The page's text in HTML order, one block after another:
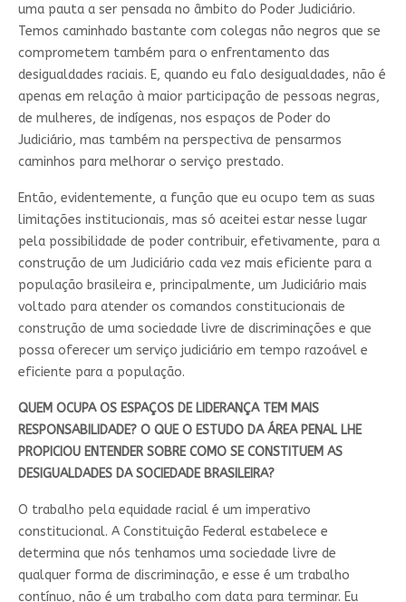
uma pauta a ser pensada no âmbito do Poder Judiciário.
Temos caminhado bastante com colegas não negros que se
comprometem também para o enfrentamento das
desigualdades raciais. E, quando eu falo desigualdades, não é
apenas em relação à maior participação de pessoas negras,
de mulheres, de indígenas, nos espaços de Poder do
Judiciário, mas também na perspectiva de pensarmos
caminhos para melhorar o serviço prestado.
Então, evidentemente, a função que eu ocupo tem as suas
limitações institucionais, mas só aceitei estar nesse lugar
pela possibilidade de poder contribuir, efetivamente, para a
construção de um Judiciário cada vez mais eficiente para a
população brasileira e, principalmente, um Judiciário mais
voltado para atender os comandos constitucionais de
construção de uma sociedade livre de discriminações e que
possa oferecer um serviço judiciário em tempo razoável e
eficiente para a população.
QUEM OCUPA OS ESPAÇOS DE LIDERANÇA TEM MAIS
RESPONSABILIDADE? O QUE O ESTUDO DA ÁREA PENAL LHE
PROPICIOU ENTENDER SOBRE COMO SE CONSTITUEM AS
DESIGUALDADES DA SOCIEDADE BRASILEIRA?
O trabalho pela equidade racial é um imperativo
constitucional. A Constituição Federal estabelece e
determina que nós tenhamos uma sociedade livre de
qualquer forma de discriminação, e esse é um trabalho
contínuo, não é um trabalho com data para terminar. Eu